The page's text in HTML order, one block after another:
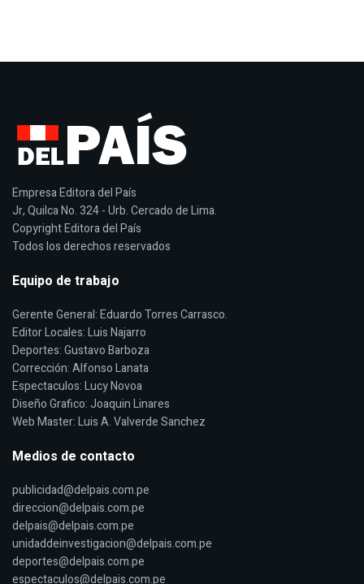
Empresa Editora del País
Jr, Quilca No. 324 - Urb. Cercado de Lima.
Copyright Editora del País
Todos los derechos reservados
Equipo de trabajo
Gerente General: Eduardo Torres Carrasco.
Editor Locales: Luis Najarro
Deportes: Gustavo Barboza
Corrección: Alfonso Lanata
Espectaculos: Lucy Novoa
Diseño Grafico: Joaquin Linares
Web Master: Luis A. Valverde Sanchez
Medios de contacto
publicidad@delpais.com.pe
direccion@delpais.com.pe
delpais@delpais.com.pe
unidaddeinvestigacion@delpais.com.pe
deportes@delpais.com.pe
espectaculos@delpais.com.pe